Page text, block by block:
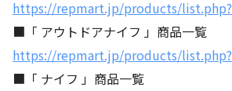
https://repmart.jp/products/
■「 アウトドアナイフ 」商品一覧
https://repmart.jp/products/
■「 ナイフ 」商品一覧